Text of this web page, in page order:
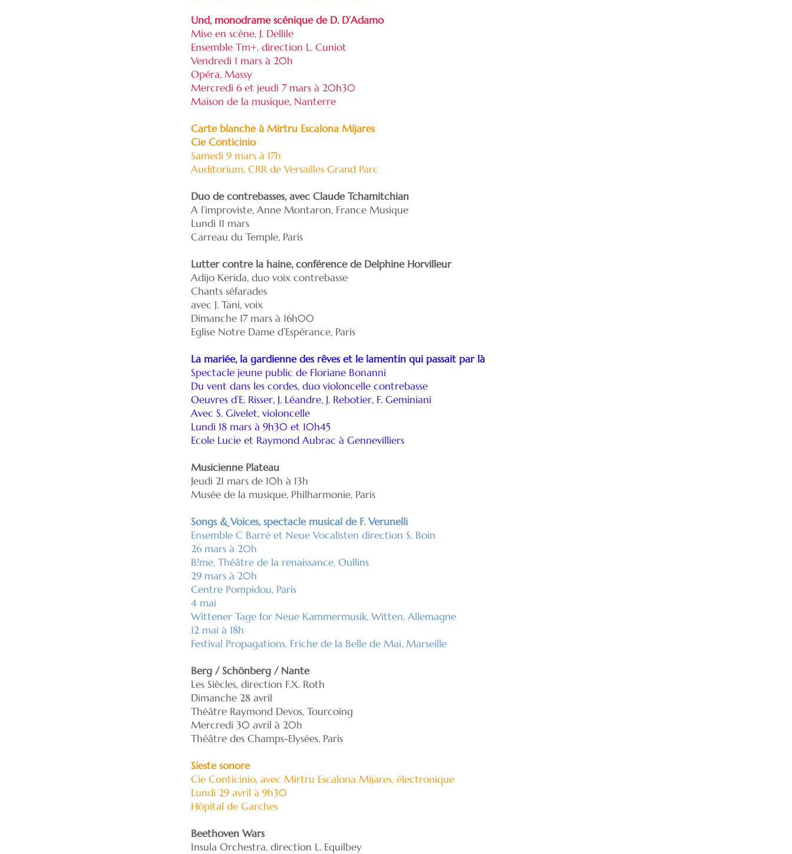
Und, monodrame scénique de D. D’Adamo
Mise en scène, J. Dellile
Ensemble Tm+, direction L. Cuniot
Vendredi 1 mars à 20h
Opéra, Massy
Mercredi 6 et jeudi 7 mars à 20h30
Maison de la musique, Nanterre
Carte blanche à Mirtru Escalona Mijares
Cie Conticinio
Samedi 9 mars à 17h
Auditorium, CRR de Versailles Grand Parc
Duo de contrebasses, avec Claude Tchamitchian
A l’improviste, Anne Montaron, France Musique
Lundi 11 mars
Carreau du Temple, Paris
Lutter contre la haine, conférence de Delphine Horvilleur
Adijo Kerida, duo voix contrebasse
Chants séfarades
avec J. Tani, voix
Dimanche 17 mars à 16h00
Eglise Notre Dame d’Espérance, Paris
La mariée, la gardienne des rêves et le lamentin qui passait par là
Spectacle jeune public de Floriane Bonanni
Du vent dans les cordes, duo violoncelle contrebasse
Oeuvres d’E. Risser, J. Léandre, J. Rebotier, F. Geminiani
Avec S. Givelet, violoncelle
Lundi 18 mars à 9h30 et 10h45
Ecole Lucie et Raymond Aubrac à Gennevilliers
Musicienne Plateau
Jeudi 21 mars de 10h à 13h
Musée de la musique, Philharmonie, Paris
Songs & Voices, spectacle musical de F. Verunelli
Ensemble C Barré et Neue Vocalisten direction S. Boin
26 mars à 20h
B!me, Théâtre de la renaissance, Oullins
29 mars à 20h
Centre Pompidou, Paris
4 mai
Wittener Tage for Neue Kammermusik, Witten, Allemagne
12 mai à 18h
Festival Propagations, Friche de la Belle de Mai, Marseille
Berg / Schönberg / Nante
Les Siècles, direction F.X. Roth
Dimanche 28 avril
Théâtre Raymond Devos, Tourcoing
Mercredi 30 avril à 20h
Théâtre des Champs-Elysées, Paris
Sieste sonore
Cie Conticinio, avec Mirtru Escalona Mijares, électronique
Lundi 29 avril à 9h30
Hôpital de Garches
Beethoven Wars
Insula Orchestra, direction L. Equilbey